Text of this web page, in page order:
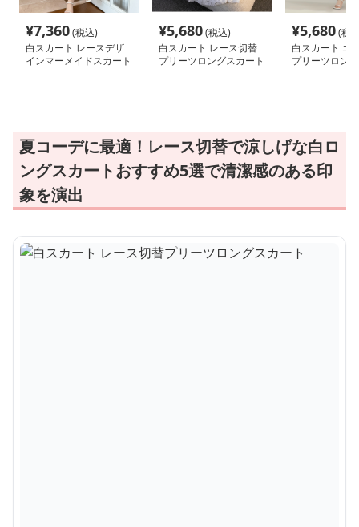
¥7,360(税込)
白スカート レースデザ
インマーメイドスカート
¥5,680(税込)
白スカート レース切替
プリーツロングスカート
¥5,680(税
白スカート エ
プリーツロン
夏コーデに最適！レース切替で涼しげな白ロ
ングスカートおすすめ5選で清潔感のある印
象を演出